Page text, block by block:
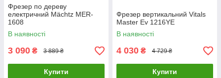
Фрезер по дереву
електричний Mächtz MER-
1608
В наявності
3 090 ₴ 3 889 ₴
Купити
Фрезер вертикальний Vitals
Master Ev 1216YE
В наявності
4 030 ₴ 4 729 ₴
Купити